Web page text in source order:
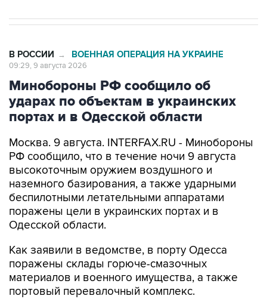
В РОССИИ → ВОЕННАЯ ОПЕРАЦИЯ НА УКРАИНЕ
09:29, 9 августа 2026
Минобороны РФ сообщило об
ударах по объектам в украинских
портах и в Одесской области
Москва. 9 августа. INTERFAX.RU - Минобороны
РФ сообщило, что в течение ночи 9 августа
высокоточным оружием воздушного и
наземного базирования, а также ударными
беспилотными летательными аппаратами
поражены цели в украинских портах и в
Одесской области.
Как заявили в ведомстве, в порту Одесса
поражены склады горюче-смазочных
материалов и военного имущества, а также
портовый перевалочный комплекс.